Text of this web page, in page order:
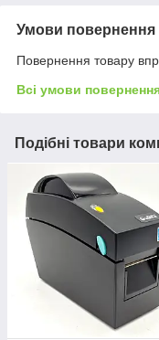
Умови повернення
Повернення товару
Всі умови
Подібні товари